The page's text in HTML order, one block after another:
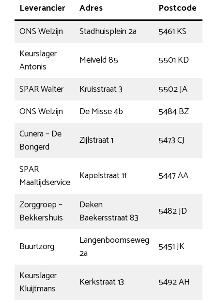
Leverancier Adres Postcode
ONS Welzijn
Stadhuisplein 2a 5461 KS
Keurslager
Antonis
Meiveld 85 5501 KD
SPAR Walter
Kruisstraat 3 5502 JA
ONS Welzijn
De Misse 4b 5484 BZ
Cunera – De
Bongerd
Zijlstraat 1 5473 CJ
SPAR
Maaltijdservice
Kapelstraat 11 5447 AA
Zorggroep –
Bekkershuis
Deken
Baekersstraat 83
5482 JD
Buurtzorg
Langenboomseweg
2a
5451 JK
Keurslager
Kluijtmans
Kerkstraat 13 5492 AH